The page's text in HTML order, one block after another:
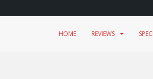
HOME REVIEWS